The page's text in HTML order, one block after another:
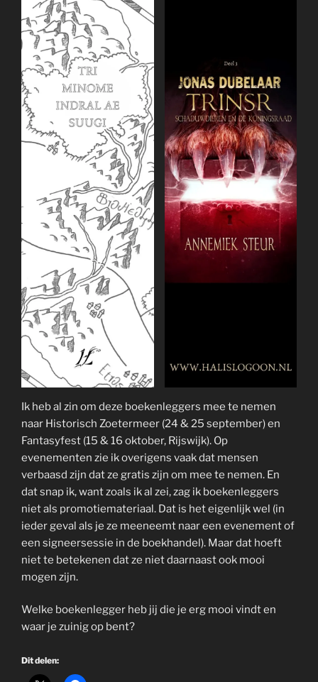
Ik heb al zin om deze boekenleggers mee te nemen
naar Historisch Zoetermeer (24 & 25 september) en
Fantasyfest (15 & 16 oktober, Rijswijk). Op
evenementen zie ik overigens vaak dat mensen
verbaasd zijn dat ze gratis zijn om mee te nemen. En
dat snap ik, want zoals ik al zei, zag ik boekenleggers
niet als promotiemateriaal. Dat is het eigenlijk wel (in
ieder geval als je ze meeneemt naar een evenement of
een signeersessie in de boekhandel). Maar dat hoeft
niet te betekenen dat ze niet daarnaast ook mooi
mogen zijn.
Welke boekenlegger heb jij die je erg mooi vindt en
waar je zuinig op bent?
Dit delen: